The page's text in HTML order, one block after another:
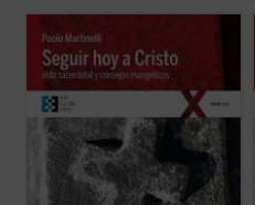
espirituales dirigidos a sacerdotes, se
ofrece como un instrumento altamente
valioso de reflexión para todo cristiano --
cualquiera que sea su estado de vida--
sobre los consejos evangélicos (pobreza,
(ver ficha)